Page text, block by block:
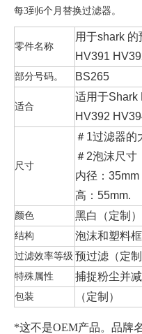
每3到6个月替换过滤器。
零件名称
用于shark
HV391
部分号码。 BS265
适合
适用于Shark
HV392
尺寸
＃1过滤器的
＃2泡沫尺寸
内径：35mm
高：55mm.
颜色 黑白（定制）
结构 泡沫和塑料
过滤效率等级 预过滤 （定制
特殊属性 捕捉粉尘并
包装 （定制）
*这不是OEM产品。品牌